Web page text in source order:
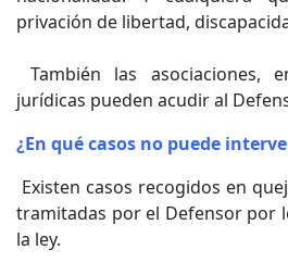
privación de libertad,
También las asociaciones,
jurídicas pueden acudir al
¿En qué casos no puede
Existen casos recogidos en
tramitadas por el Defensor por
la ley.